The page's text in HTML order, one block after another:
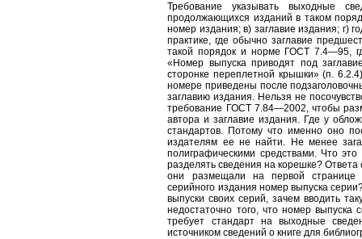
Требование указывать выходные
продолжающихся изданий в таком
номер издания; в) заглавие издания; г)
практике, где обычно заглавие
такой порядок и норме ГОСТ 7.4—95,
«Номер выпуска приводят под
сторонке переплетной крышки» (п.
номере приведены после
заглавию издания. Нельзя не
требование ГОСТ 7.84—2002, чтобы
автора и заглавие издания. Где у
стандартов. Потому что именно оно
издателям ее не найти. Не менее
полиграфическими средствами. Что
разделять сведения на корешке? Ответа
они размещали на первой странице
серийного издания номер выпуска
выпуски своих серий, зачем вводить
недостаточно того, что номер выпуска
требует стандарт на выходные
источником сведений о книге для